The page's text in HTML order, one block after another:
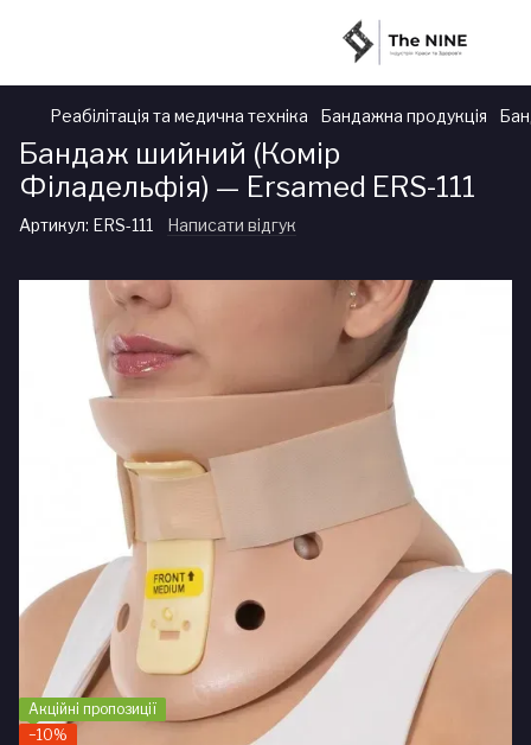
Реабілітація та медична техніка Бандажна продукція
Бандаж шийний (Комір
Філадельфія) — Ersamed ERS-111
Артикул: ERS-111 Написати відгук
Акційні пропозиції
−10%